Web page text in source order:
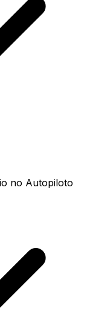
no Autopiloto